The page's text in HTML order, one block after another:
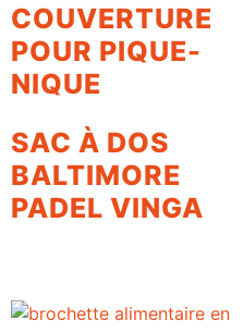
COUVERTURE
POUR PIQUE-
NIQUE
SAC À DOS
BALTIMORE
PADEL VINGA